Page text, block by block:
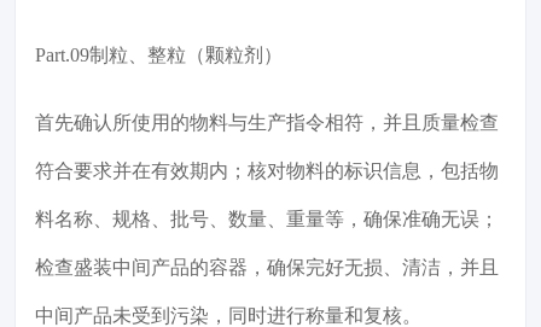
Part.09制粒、整粒（颗粒剂）
首先确认所使用的物料与生产指令相符，并且质量检查
符合要求并在有效期内；核对物料的标识信息，包括物
料名称、规格、批号、数量、重量等，确保准确无误；
检查盛装中间产品的容器，确保完好无损、清洁，并且
中间产品未受到污染，同时进行称量和复核。